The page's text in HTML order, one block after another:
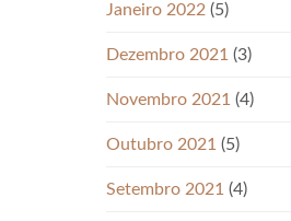
Janeiro 2022 (5)
Dezembro 2021 (3)
Novembro 2021 (4)
Outubro 2021 (5)
Setembro 2021 (4)